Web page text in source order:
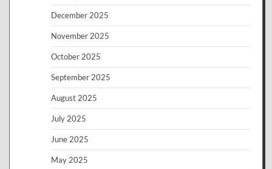
December 2025
November 2025
October 2025
September 2025
August 2025
July 2025
June 2025
May 2025